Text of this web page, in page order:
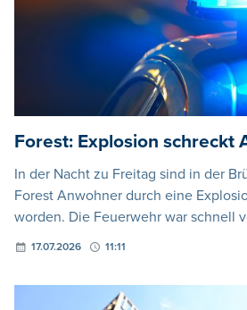
Forest: Explosion schreckt
In der Nacht zu Freitag sind in der
Forest Anwohner durch eine
worden. Die Feuerwehr war schnell
17.07.2026 11:11